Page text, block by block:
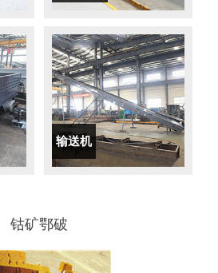
输送机
钴矿鄂破